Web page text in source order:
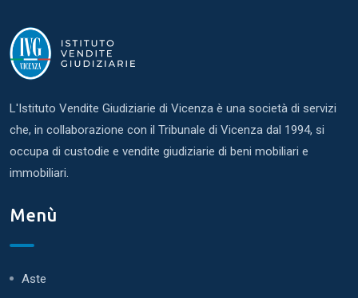
L'Istituto Vendite Giudiziarie di Vicenza è una società di servizi
che, in collaborazione con il Tribunale di Vicenza dal 1994, si
occupa di custodie e vendite giudiziarie di beni mobiliari e
immobiliari.
Menù
Aste